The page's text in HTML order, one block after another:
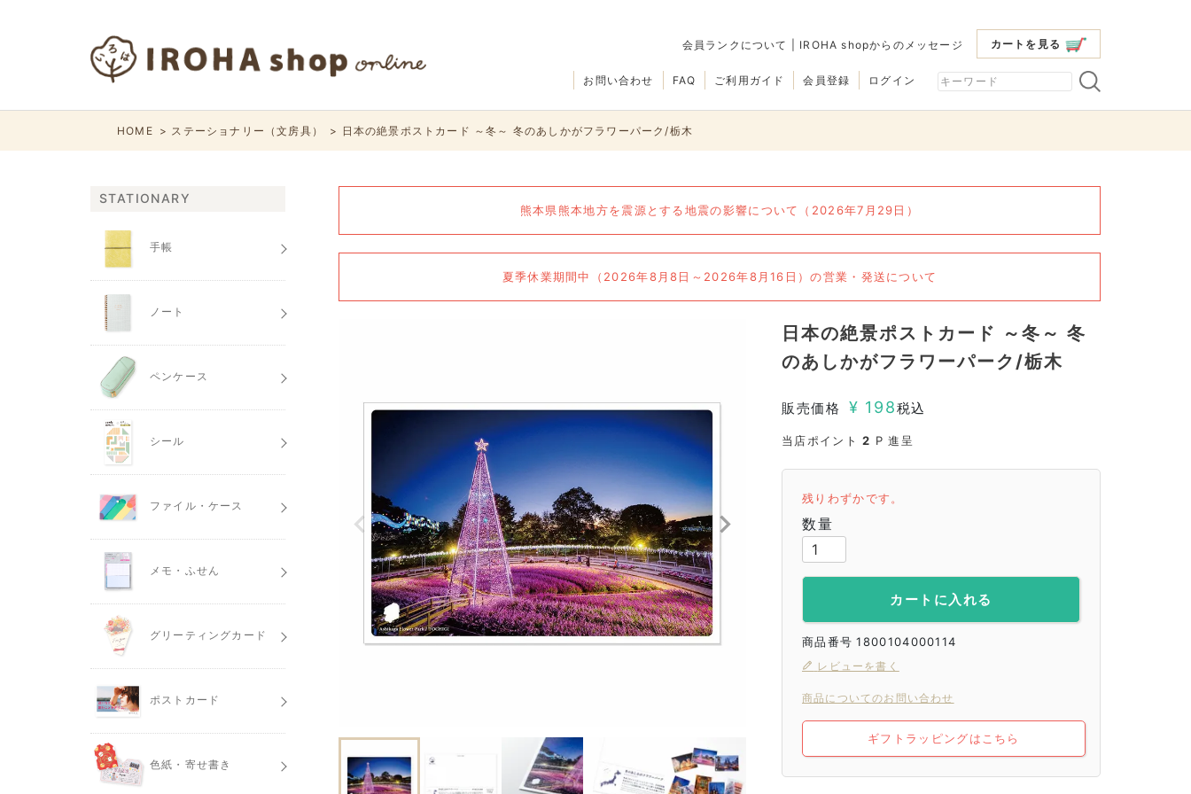
カートを見る
会員ランクについて IROHA shopからのメッセージ
会員登録 ログイン
ご利用ガイド
FAQ
お問い合わせ
HOME ステーショナリー（文房具） 日本の絶景ポストカード ～冬～ 冬のあしかがフラワーパーク/栃木
熊本県熊本地方を震源とする地震の影響について（2026年7月29日）
夏季休業期間中（2026年8月8日～2026年8月16日）の営業・発送について
日本の絶景ポストカード ～冬～ 冬
のあしかがフラワーパーク/栃木
販売価格 ¥ 198税込
当店ポイント 2 P 進呈
残りわずかです。
カートに入れる
商品番号 1800104000114
レビューを書く
商品についてのお問い合わせ
ギフトラッピングはこちら
STATIONARY
手帳
ノート
ペンケース
シール
ファイル・ケース
メモ・ふせん
グリーティングカード
ポストカード
色紙・寄せ書き